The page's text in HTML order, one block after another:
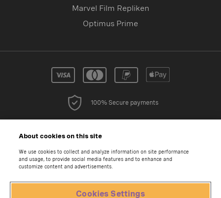
Marvel Film Repliken
Optimus Prime
100% Secure payments
About cookies on this site
We use cookies to collect and analyze information on site performance
and usage, to provide social media features and to enhance and
customize content and advertisements.
Cookies Settings